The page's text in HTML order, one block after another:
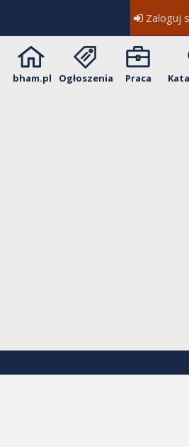
Zaloguj
bham.pl Ogłoszenia Praca